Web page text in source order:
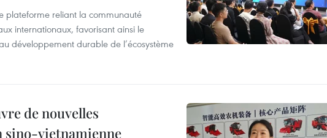
plateforme reliant la communauté
internationaux, favorisant ainsi le
développement durable de l’écosystème
de nouvelles
sino-vietnamienne